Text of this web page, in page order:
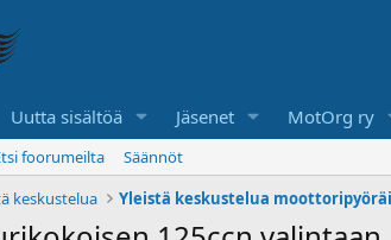
Uutta sisältöä Jäsenet MotOrg ry
foorumeilta
Säännöt
keskustelua Yleistä keskustelua